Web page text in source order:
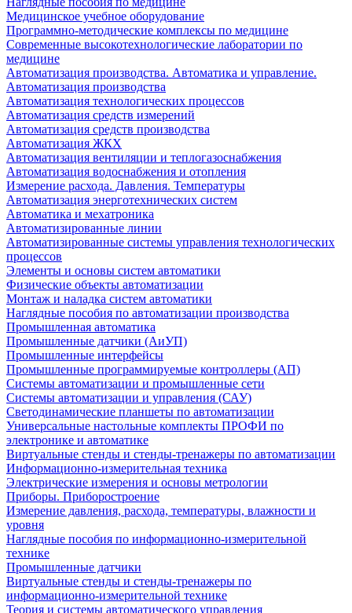
Медицинское учебное оборудование
Программно-методические комплексы по медицине
Современные высокотехнологические лаборатории по
медицине
Автоматизация производства. Автоматика и управление.
Автоматизация производства
Автоматизация технологических процессов
Автоматизация средств измерений
Автоматизация средств производства
Автоматизация ЖКХ
Автоматизация вентиляции и теплогазоснабжения
Автоматизация водоснабжения и отопления
Измерение расхода. Давления. Температуры
Автоматизация энерготехнических систем
Автоматика и мехатроника
Автоматизированные линии
Автоматизированные системы управления технологических
процессов
Элементы и основы систем автоматики
Физические объекты автоматизации
Монтаж и наладка систем автоматики
Наглядные пособия по автоматизации производства
Промышленная автоматика
Промышленные датчики (АиУП)
Промышленные интерфейсы
Промышленные программируемые контроллеры (АП)
Системы автоматизации и промышленные сети
Системы автоматизации и управления (САУ)
Светодинамические планшеты по автоматизации
Универсальные настольные комплекты ПРОФИ по
электронике и автоматике
Виртуальные стенды и стенды-тренажеры по автоматизации
Информационно-измерительная техника
Электрические измерения и основы метрологии
Приборы. Приборостроение
Измерение давления, расхода, температуры, влажности и
уровня
Наглядные пособия по информационно-измерительной
технике
Промышленные датчики
Виртуальные стенды и стенды-тренажеры по
информационно-измерительной технике
Теория и системы автоматического управления